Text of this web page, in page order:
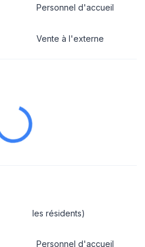
Personnel d'accueil
Vente à l'externe
les résidents)
Personnel d'accueil